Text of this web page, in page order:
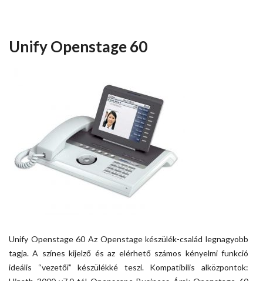
Unify Openstage 60
Unify Openstage 60 Az Openstage készülék-család legnagyobb
tagja. A színes kijelző és az elérhető számos kényelmi funkció
ideális “vezetői” készülékké teszi. Kompatibilis alközpontok: